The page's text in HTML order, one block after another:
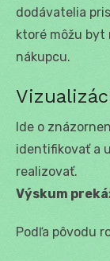
dodávatelia
ktoré môžu byt
nákupcu.
Ide o
identifikovať a
realizovať.
Výskum
Podľa pôvodu